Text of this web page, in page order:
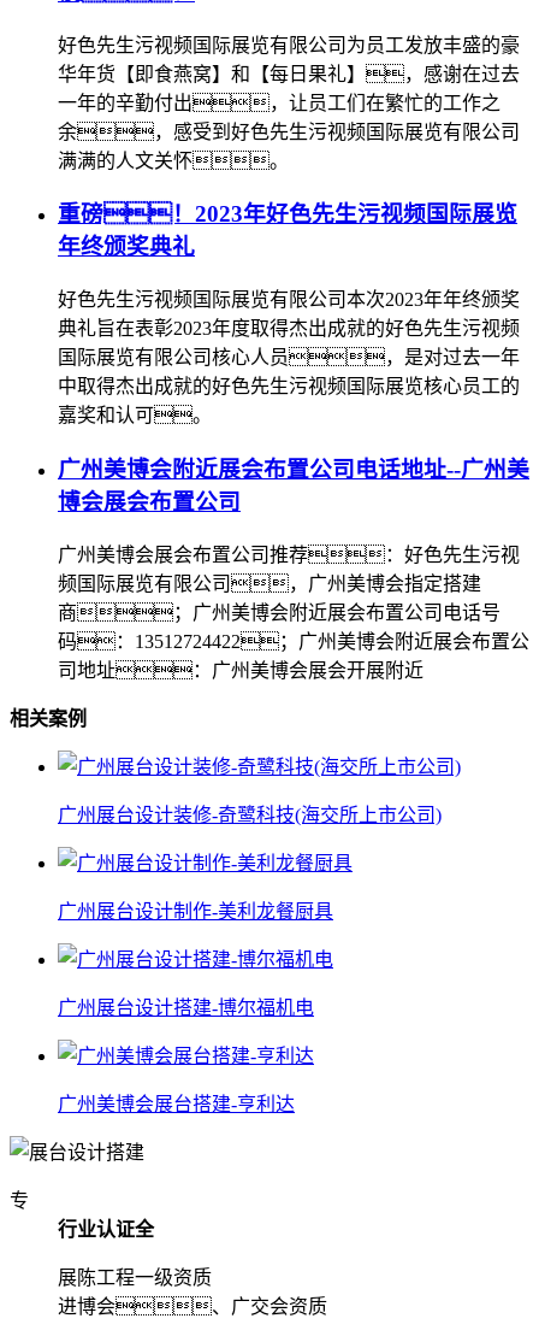
好色先生污视频国际展览有限公司为员工发放丰盛的豪
华年货【即食燕窝】和【每日果礼】，感谢在过去
一年的辛勤付出，让员工们在繁忙的工作之
余，感受到好色先生污视频国际展览有限公司
满满的人文关怀。
重磅！2023年好色先生污视频国际展览
年终颁奖典礼
好色先生污视频国际展览有限公司本次2023年年终颁奖
典礼旨在表彰2023年度取得杰出成就的好色先生污视频
国际展览有限公司核心人员，是对过去一年
中取得杰出成就的好色先生污视频国际展览核心员工的
嘉奖和认可。
广州美博会附近展会布置公司电话地址--广州美
博会展会布置公司
广州美博会展会布置公司推荐：好色先生污视
频国际展览有限公司，广州美博会指定搭建
商；广州美博会附近展会布置公司电话号
码：13512724422；广州美博会附近展会布置公
司地址：广州美博会展会开展附近
相关案例
广州展台设计装修-奇鹭科技(海交所上市公司)
广州展台设计制作-美利龙餐厨具
广州展台设计搭建-博尔福机电
广州美博会展台搭建-亨利达
专
行业认证全
展陈工程一级资质
进博会、广交会资质